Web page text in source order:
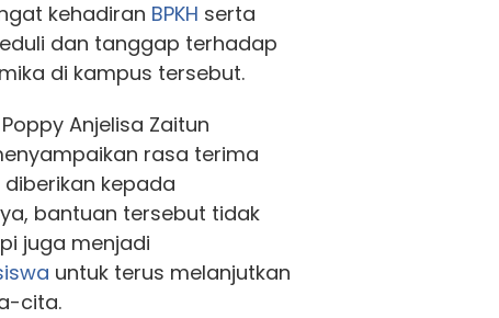
kehadiran BPKH serta
dan tanggap terhadap
di kampus tersebut.
Poppy Anjelisa Zaitun
rasa terima
kepada
bantuan tersebut tidak
juga menjadi
untuk terus melanjutkan
cita.